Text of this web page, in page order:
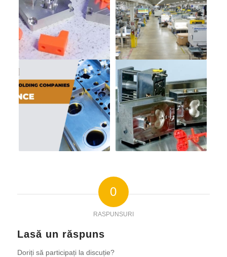
0
RASPUNSURI
Lasă un răspuns
Doriți să participați la discuție?